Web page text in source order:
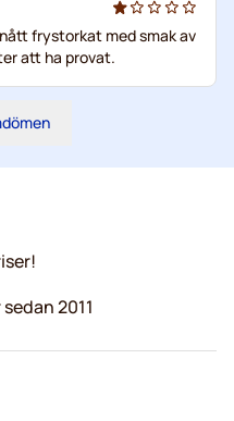
frystorkat med smak av
att ha provat.
2011